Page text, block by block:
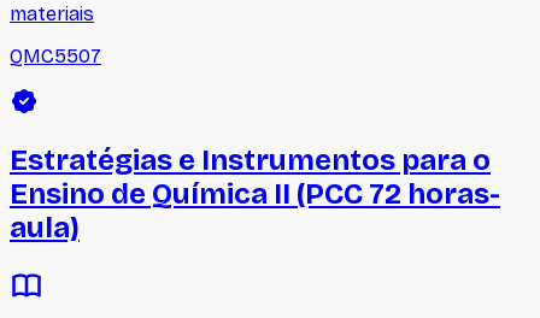
materiais
QMC5507
Estratégias e Instrumentos para o
Ensino de Química II (PCC 72 horas-
aula)